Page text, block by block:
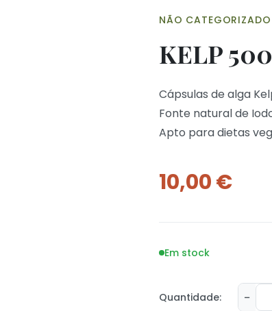
NÃO CATEGORIZADO
KELP
Cápsulas de alga
Fonte natural de
Apto para dietas
10,00€
Em stock
Quantidade: −